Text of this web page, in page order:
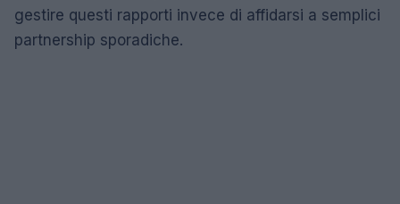
gestire questi rapporti invece di affidarsi a semplici
partnership sporadiche.